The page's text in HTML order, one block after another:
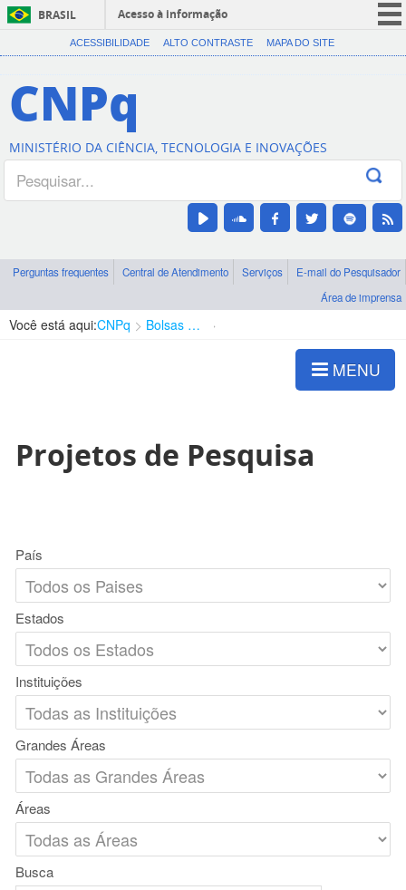
BRASIL
Acesso à informação
CORONAVÍRUS (COVID-19)
Canais
ACESSIBILIDADE ALTO CONTRASTE MAPA DO SITE
CNPq
MINISTÉRIO DA CIÊNCIA, TECNOLOGIA E INOVAÇÕES
Perguntas frequentes Central de Atendimento Serviços
E-mail do Pesquisador
Área de imprensa
Você está aqui:CNPq Bolsas e Auxílios Vigentes
MENU
Projetos de Pesquisa
País
Estados
Instituições
Grandes Áreas
Áreas
Busca